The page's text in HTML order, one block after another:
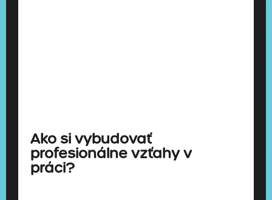
Ako si vybudovať
profesionálne vzťahy v
práci?